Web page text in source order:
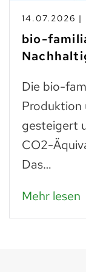
14.07.2026
bio-
Die bio-
Produktion
gesteigert
CO2-
Das…
Mehr lesen